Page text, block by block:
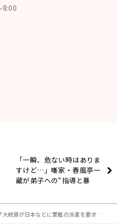
「一瞬、危ない時はありま
すけど…」噺家・春風亭一
蔵が弟子への“指導と暴
が日本などに軍艦の派遣を要求？…実態は「SNSで勝手に言ってる」